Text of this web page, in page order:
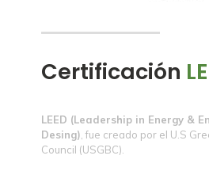
Certificación
LEED (Leadership in Energy &
Desing) , fue creado por el U.S
Council (USGBC).